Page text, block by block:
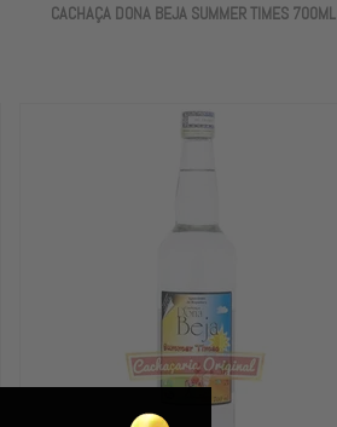
CACHAÇA DONA BEJA SUMMER TIMES 700ML